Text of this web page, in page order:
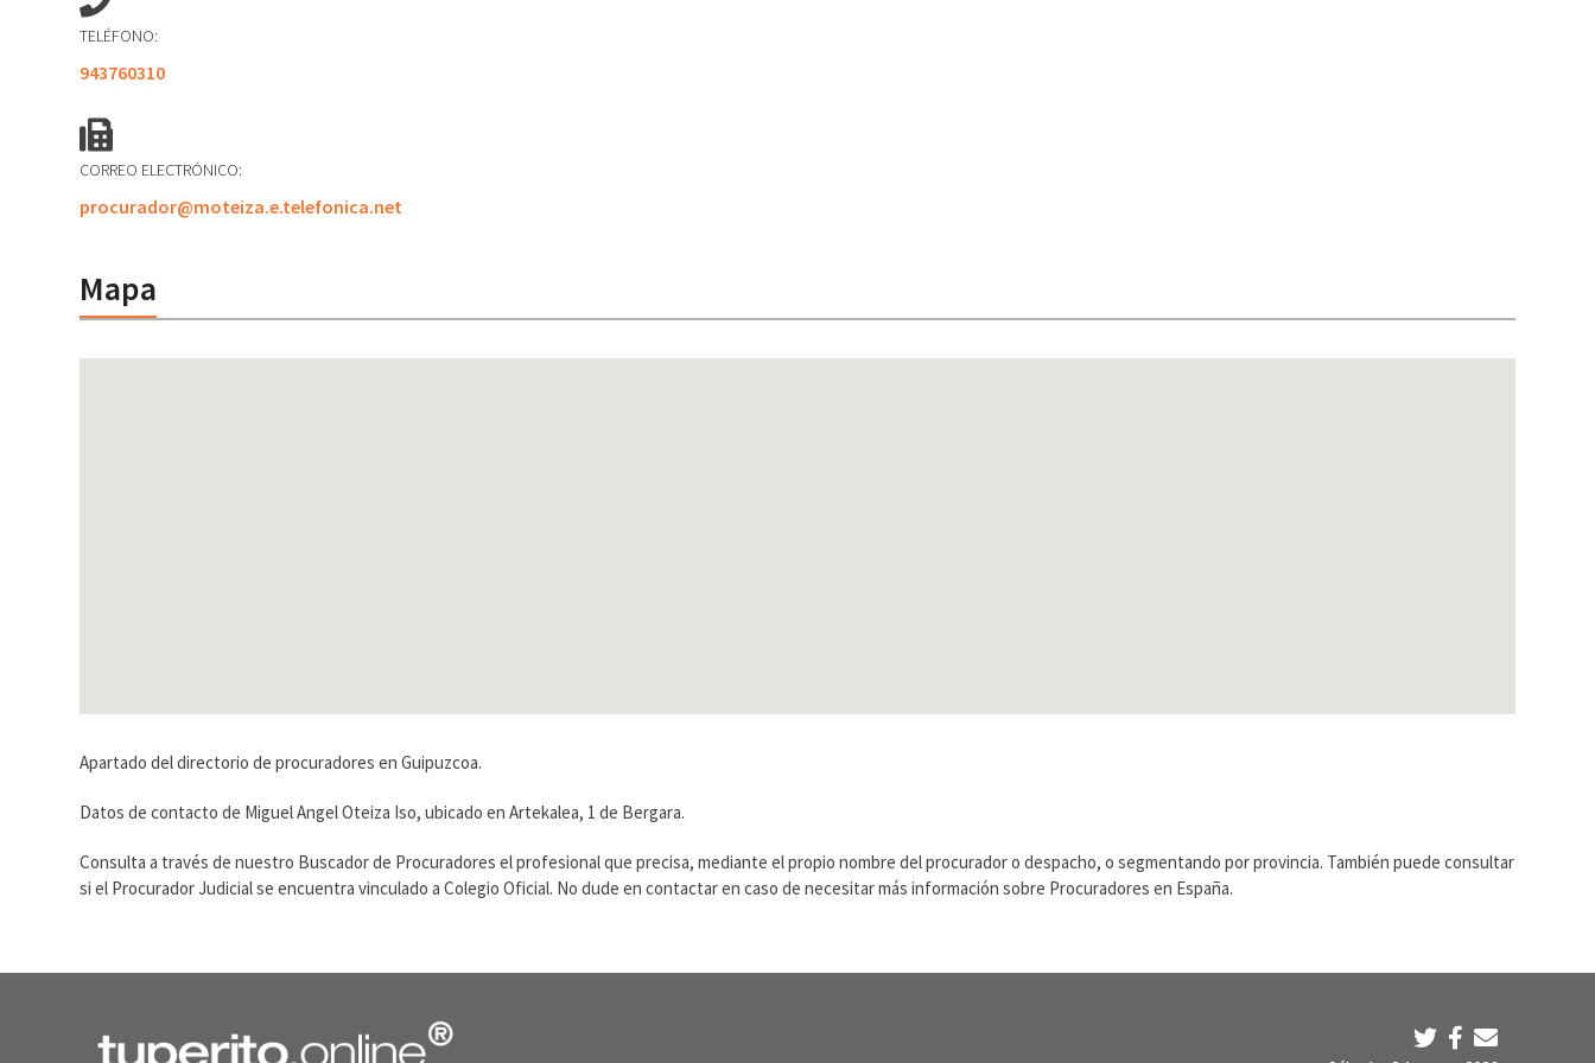
TELÉFONO:
943760310
CORREO ELECTRÓNICO:
procurador@moteiza.e.telefonica.net
Mapa
Apartado del directorio de procuradores en Guipuzcoa.
Datos de contacto de Miguel Angel Oteiza Iso, ubicado en Artekalea, 1 de Bergara.
Consulta a través de nuestro Buscador de Procuradores el profesional que precisa, mediante el propio nombre del procurador o despacho, o segmentando por provincia. También puede consultar
si el Procurador Judicial se encuentra vinculado a Colegio Oficial. No dude en contactar en caso de necesitar más información sobre Procuradores en España.